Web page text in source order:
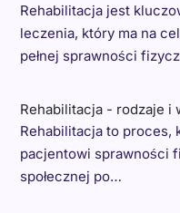
Rehabilitacja jest
leczenia, który ma na
pełnej sprawności
Rehabilitacja - rodzaje i
Rehabilitacja to proces,
pacjentowi sprawności
społecznej po…